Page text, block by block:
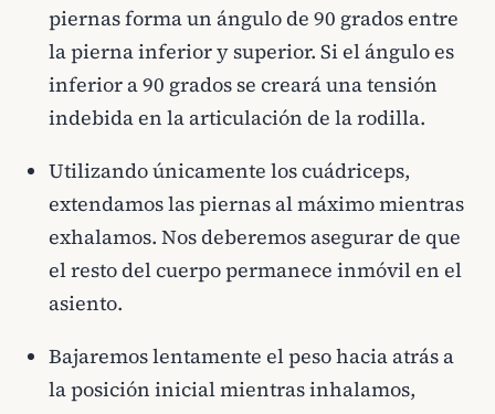
piernas forma un ángulo de 90 grados entre
la pierna inferior y superior. Si el ángulo es
inferior a 90 grados se creará una tensión
indebida en la articulación de la rodilla.
Utilizando únicamente los cuádriceps,
extendamos las piernas al máximo mientras
exhalamos. Nos deberemos asegurar de que
el resto del cuerpo permanece inmóvil en el
asiento.
Bajaremos lentamente el peso hacia atrás a
la posición inicial mientras inhalamos,